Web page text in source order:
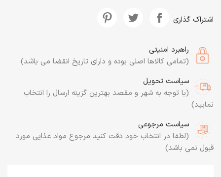
اشتراک گذاری
راهبرد امنیتی
(تمامی کالاها اصلی بوده و دارای تاریخ انقضا می باشد)
سیاست تحویل
(با توجه به شهر و مقصد بهترین گزینه ارسال را انتخاب
نمایید)
سیاست مرجوعی
(لطفا در انتخاب خود دقت کنید مرجوع مواد غذایی مورد
قبول نمی باشد)